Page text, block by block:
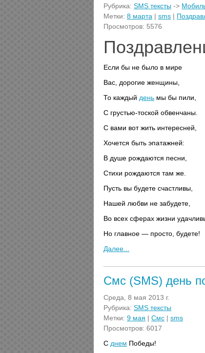
Рубрика: SMS тексты ->
Метки: 8 марта | sms |
Просмотров: 5576
Если бы не было в мире
Вас, дорогие женщины,
То каждый день мы бы пили,
С грустью-тоской обвенчаны.
С вами вот жить интересней,
Хочется быть эпатажней:
В душе рождаются песни,
Стихи рождаются там же.
Пусть вы будете счастливы,
Нашей любви не забудете,
Во всех сферах жизни
Но главное — просто, будете!
Далее...
Cмс (SMS) день
Среда, 8 мая 2013 г.
Рубрика: SMS тексты
Метки: 9 мая | Cмс | sms
Просмотров: 6017
С днем Победы!